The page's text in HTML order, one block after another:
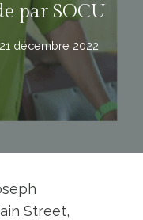
par SOCU
21 décembre 2022
Street,